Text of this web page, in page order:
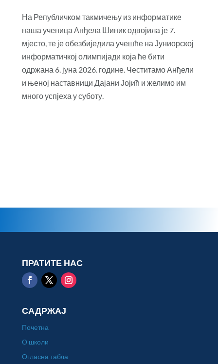
На Републичком такмичењу из информатике
наша ученица Анђела Шиник одвојила је 7.
мјесто, те је обезбиједила учешће на Јуниорској
информатичкој олимпијади која ће бити
одржана 6. јуна 2026. године. Честитамо Анђели
и њеној наставници Дајани Јојић и желимо им
много успјеха у суботу.
ПРАТИТЕ НАС
САДРЖАЈ
Почетна
О школи
Огласна табла